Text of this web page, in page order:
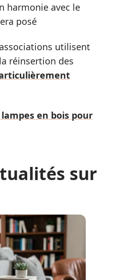
harmonie avec le
posé
utilisent
réinsertion des
lampes en bois pour
sur